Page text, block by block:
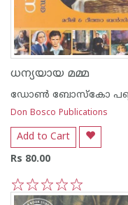
ധന്യയായ മമ്മ
Don Bosco Publications
Add to Cart
Rs 80.00
5
4
3
2
1